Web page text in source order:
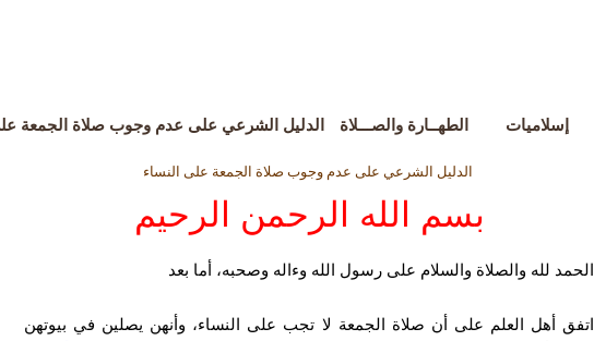
إسلاميات الطهــارة والصـــلاة الدليل الشرعي على عدم وجوب صلاة الجمعة
الدليل الشرعي على عدم وجوب صلاة الجمعة على النساء
بسم الله الرحمن الرحيم
الحمد لله والصلاة والسلام على رسول الله وءاله وصحبه، أما بعد
اتفق أهل العلم على أن صلاة الجمعة لا تجب على النساء، وأنهن يصلين في بيوتهن